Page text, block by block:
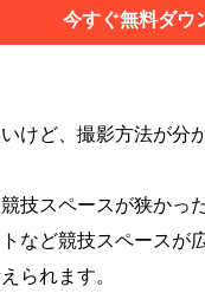
今すぐ無料ダウ
けど、撮影方法が分
技スペースが狭かっ
など競技スペース
られます。